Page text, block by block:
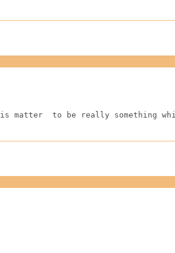
matter  to be really